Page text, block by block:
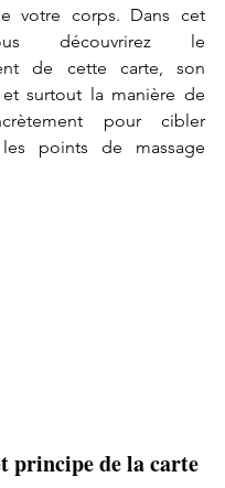
votre corps. Dans cet
découvrirez le
de cette carte, son
surtout la manière de
pour cibler
les points de massage
principe de la carte